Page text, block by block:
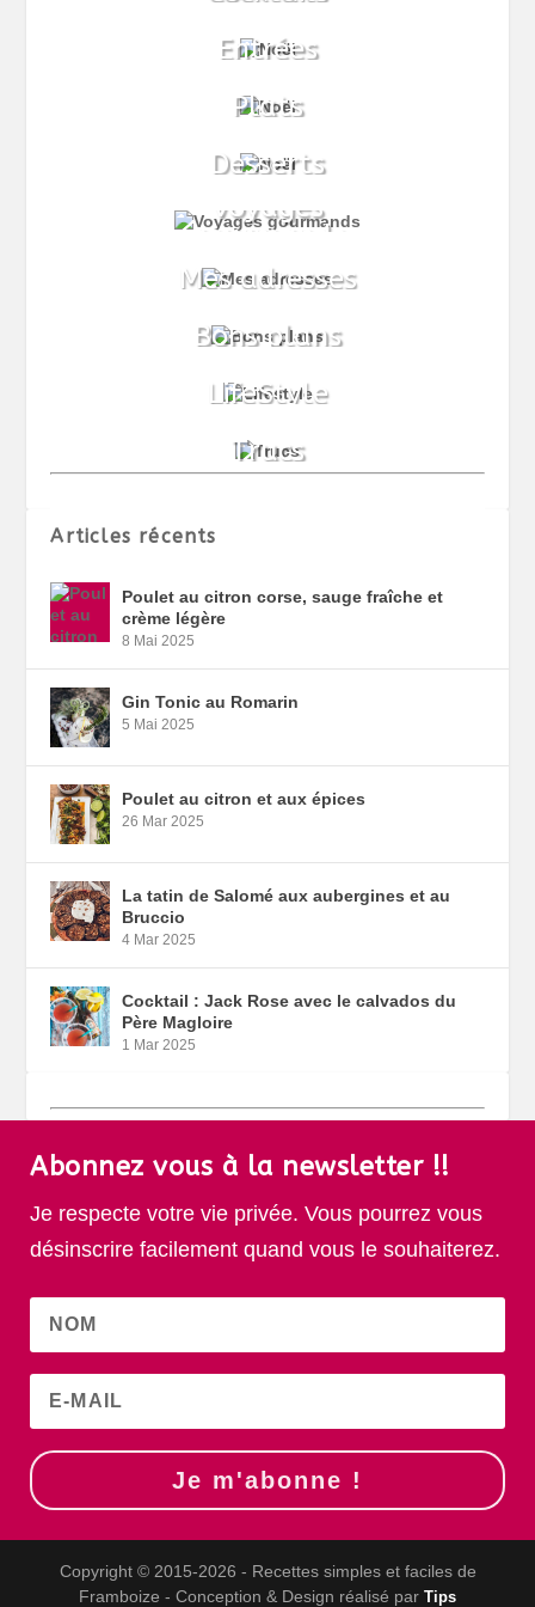
Articles récents
Poulet au citron corse, sauge fraîche et
crème légère
8 Mai 2025
Gin Tonic au Romarin
5 Mai 2025
Poulet au citron et aux épices
26 Mar 2025
La tatin de Salomé aux aubergines et au
Bruccio
4 Mar 2025
Cocktail : Jack Rose avec le calvados du
Père Magloire
1 Mar 2025
Abonnez vous à la newsletter !!
Je respecte votre vie privée. Vous pourrez vous
désinscrire facilement quand vous le souhaiterez.
Je m'abonne !
Copyright © 2015-2026 - Recettes simples et faciles de
Framboize - Conception & Design réalisé par Tips